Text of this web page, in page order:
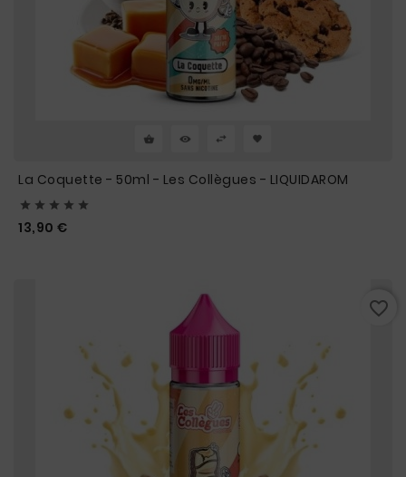
La Coquette - 50ml - Les Collègues - LIQUIDAROM
    
13,90 €
favorite_border